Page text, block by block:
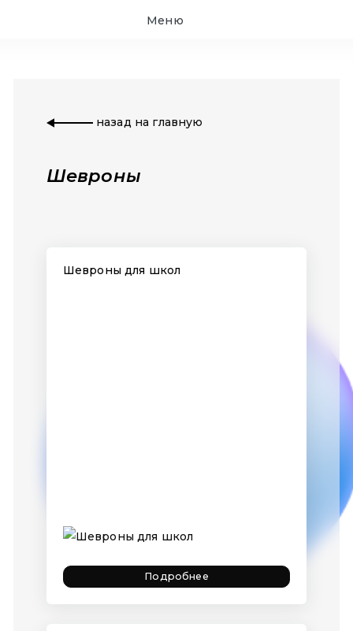
Меню
назад на главную
Шевроны
Шевроны для школ
Подробнее